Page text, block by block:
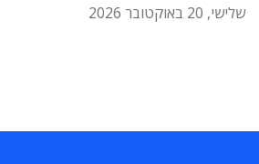
שלישי, 20 באוקטובר 2026